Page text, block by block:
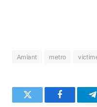
Amiant metro
Twitter Facebook